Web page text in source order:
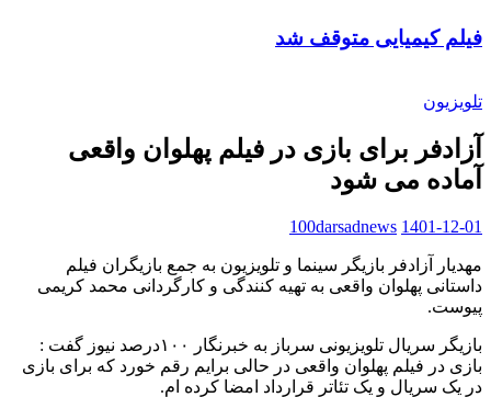
فیلم کیمیایی متوقف شد
تلویزیون
آزادفر برای بازی در فیلم پهلوان واقعی
آماده می شود
100darsadnews 1401-12-01
مهدیار آزادفر بازیگر سینما و تلویزیون به جمع بازیگران فیلم
داستانی پهلوان واقعی به تهیه کنندگی و کارگردانی محمد کریمی
پیوست.
بازیگر سریال تلویزیونی سرباز به خبرنگار ۱۰۰درصد نیوز گفت :
بازی در فیلم پهلوان واقعی در حالی برایم رقم خورد که برای بازی
در یک سریال و یک تئاتر قرارداد امضا کرده ام.